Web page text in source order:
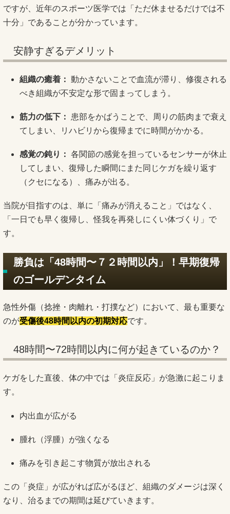
ですが、近年のスポーツ医学では「ただ休ませるだけでは不
十分」であることが分かっています。
安静すぎるデメリット
組織の癒着： 動かさないことで血流が滞り、修復される
べき組織が不安定な形で固まってしまう。
筋力の低下：
患部をかばうことで、周りの筋肉まで衰え
てしまい、リハビリから復帰までに時間がかかる。
感覚の鈍り： 各関節の感覚を担っているセンサーが休止
してしまい、復帰した瞬間にまた同じケガを繰り返す
（クセになる）、痛みが出る。
当院が目指すのは、単に「痛みが消えること」ではなく、
「一日でも早く復帰し、怪我を再発しにくい体づくり」で
す。
勝負は「48時間〜７２時間以内」！早期復帰
のゴールデンタイム
急性外傷（捻挫・肉離れ・打撲など）において、最も重要な
のが受傷後48時間以内の初期対応です。
48時間〜72時間以内に何が起きているのか？
ケガをした直後、体の中では「炎症反応」が急激に起こりま
す。
内出血が広がる
腫れ（浮腫）が強くなる
痛みを引き起こす物質が放出される
この「炎症」が広がれば広がるほど、組織のダメージは深く
なり、治るまでの期間は延びていきます。